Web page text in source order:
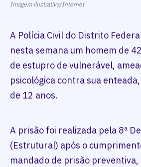
Imagem ilustrativa/Internet
A Polícia Civil do Distrito
nesta semana um homem de
de estupro de vulnerável,
psicológica contra sua
de 12 anos.
A prisão foi realizada pela 8ª
(Estrutural) após o
mandado de prisão preventiva,